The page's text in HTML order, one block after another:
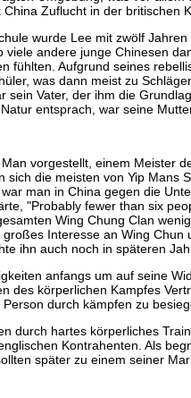
Zuflucht in der britischen
wurde Lee mit zwölf
viele andere junge Chinesen
fühlten. Aufgrund seines
was dann meist zu
sein Vater, der ihm die
entsprach, war seine
vorgestellt, einem Meister
sich die meisten von Yip Mans
man in China gegen die
"Probably fewer than six
Wing Chung Clan
Interesse an Wing
ihn auch noch in späteren
anfangs um auf seine
des körperlichen Kampfes
durch kämpfen zu
durch hartes körperliches
Kontrahenten. Als
später zu einem seiner